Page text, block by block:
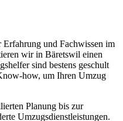
Erfahrung und Fachwissen im
wir in Bäretswil einen
sind bestens geschult
how, um Ihren Umzug
Planung bis zur
Umzugsdienstleistungen.